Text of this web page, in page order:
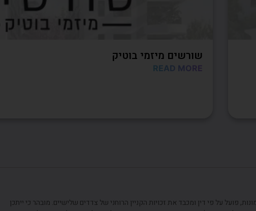
שורשים מיזמי בוטיק
READ MORE
פועל על פי דין ומכבד את זכויות הקניין הרוחני של צדדים שלישיים. מובהר כי ייתכן